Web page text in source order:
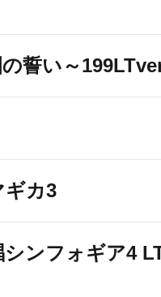
誓い～
カ3
シンフォギア4